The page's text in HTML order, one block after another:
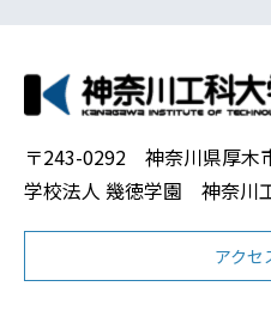
〒243-0292 神奈川県厚木
学校法人 幾徳学園 神奈川
アクセ